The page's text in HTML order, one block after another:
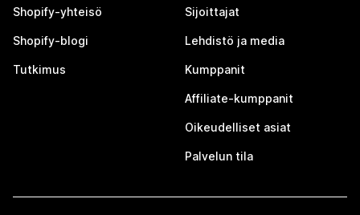
Shopify-yhteisö
Shopify-blogi
Tutkimus
Sijoittajat
Lehdistö ja media
Kumppanit
Affiliate-kumppanit
Oikeudelliset asiat
Palvelun tila